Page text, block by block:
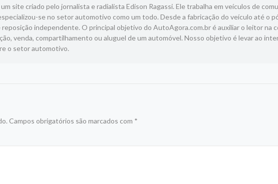
site criado pelo jornalista e radialista Edison Ragassi. Ele trabalha em veículos de
se no setor automotivo como um todo. Desde a fabricação do veículo até o
independente. O principal objetivo do AutoAgora.com.br é auxiliar o leitor na
venda, compartilhamento ou aluguel de um automóvel. Nosso objetivo é levar ao
o setor automotivo.
Campos obrigatórios são marcados com *